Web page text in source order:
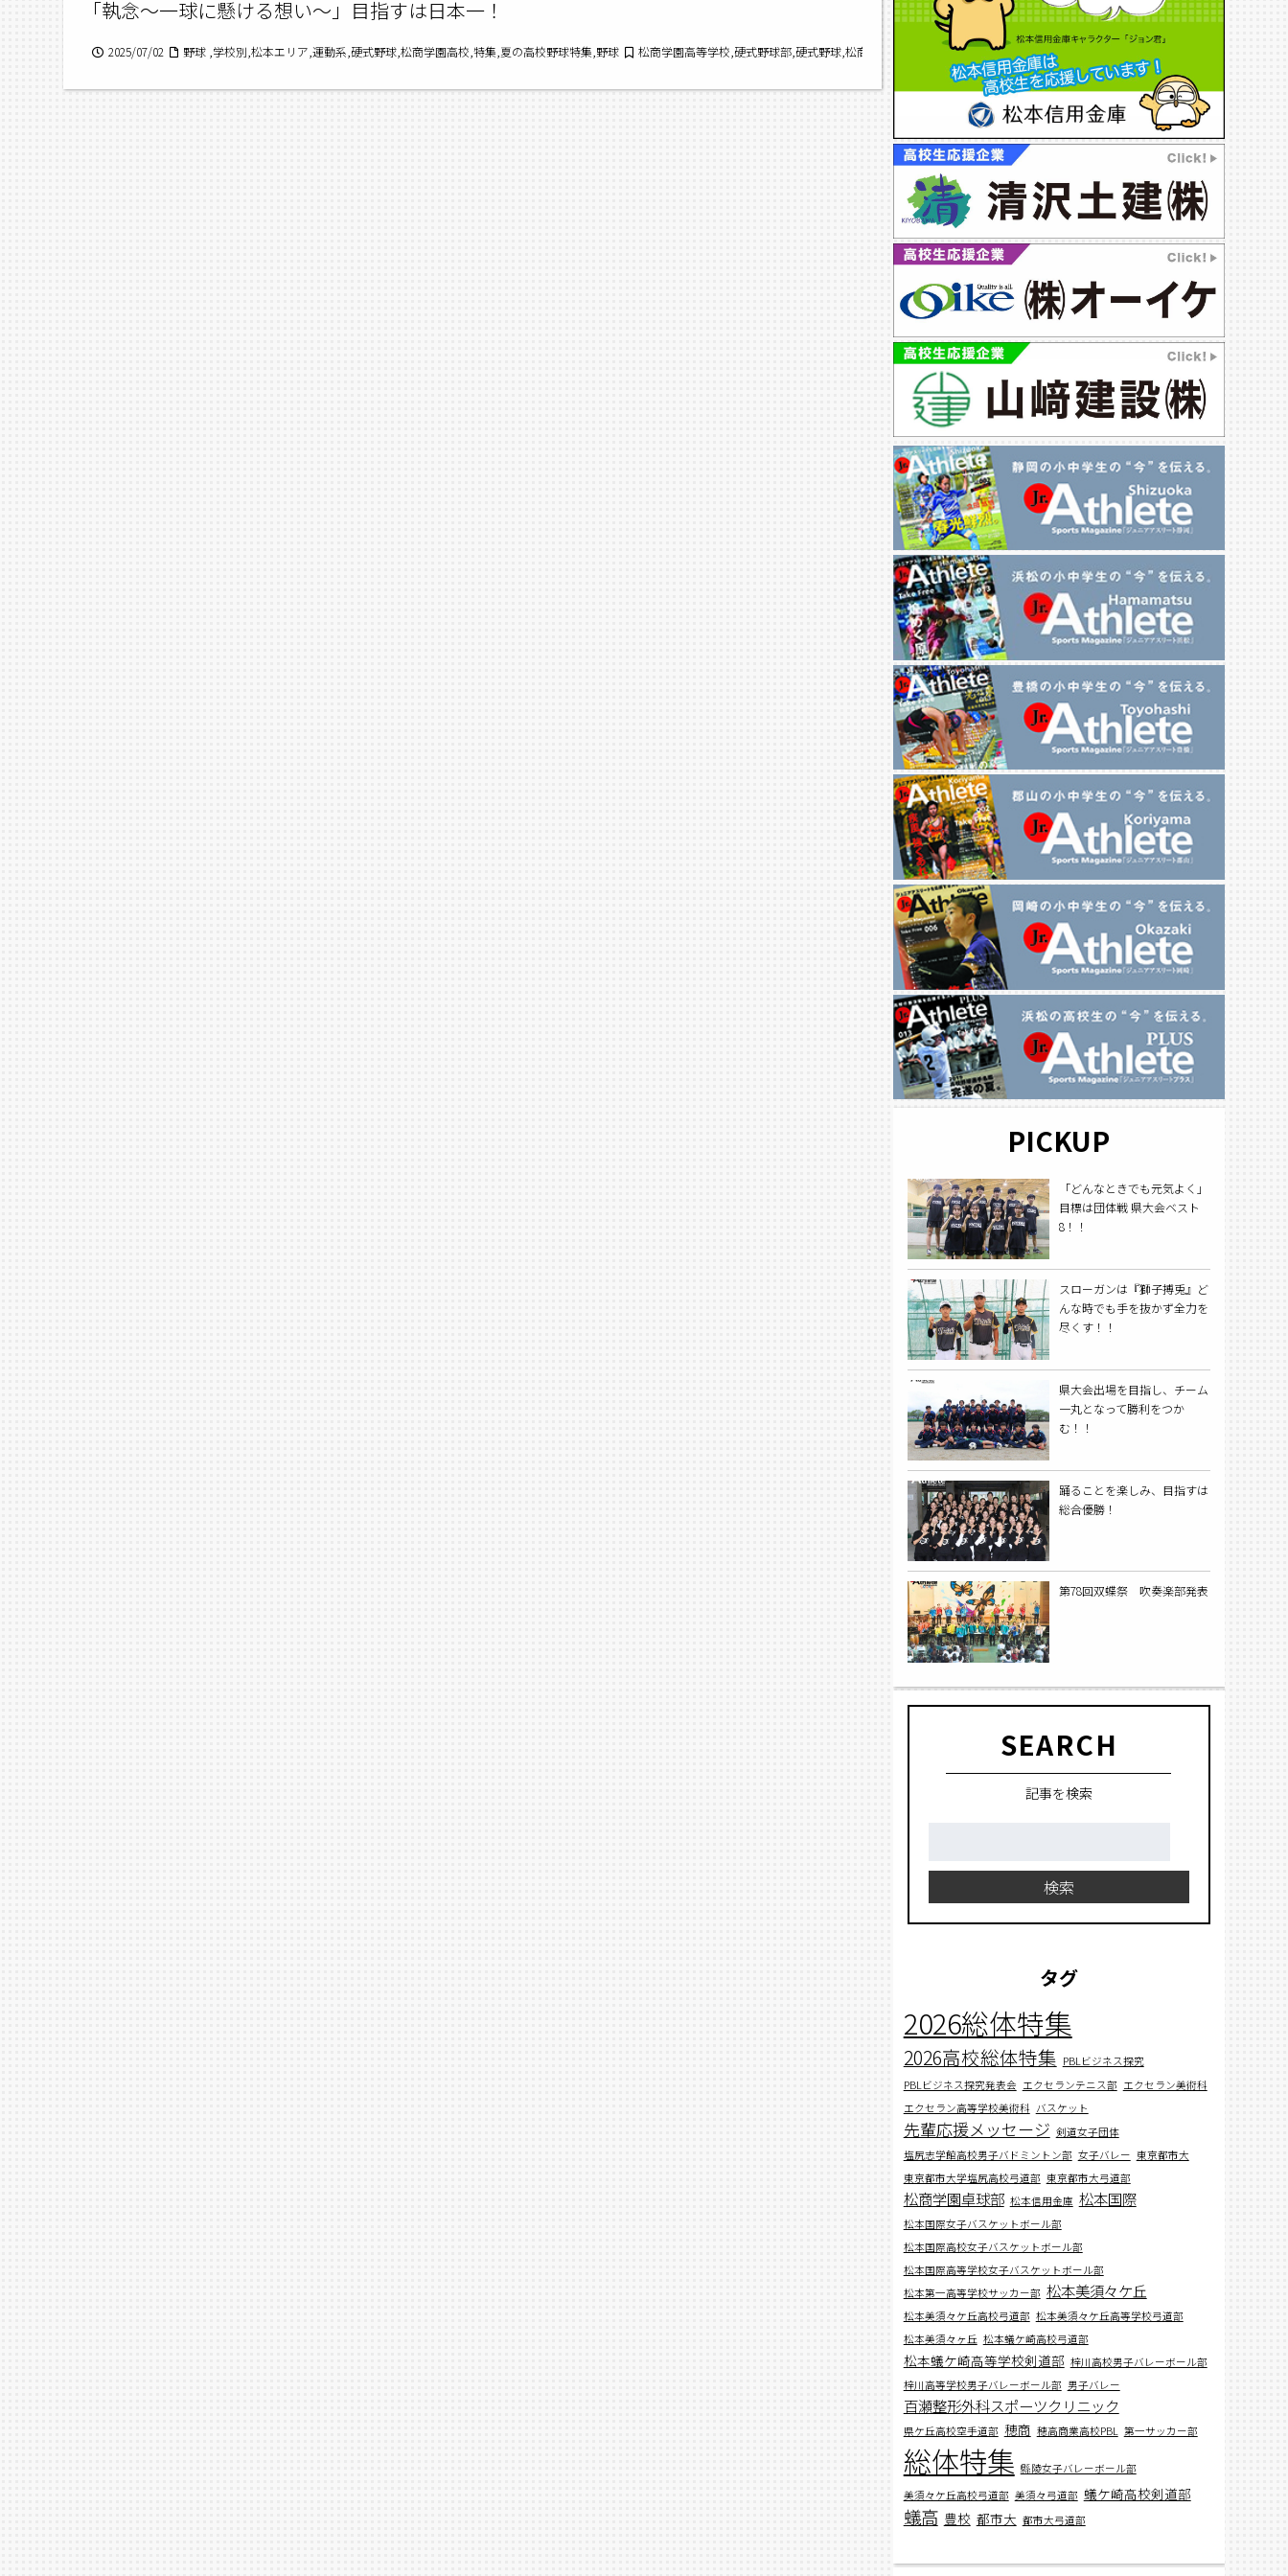
「執念～一球に懸ける想い～」目指すは日本一！
2025/07/02 野球 ,学校別,松本エリア,運動系,硬式野球,松商学園高校,特集,夏の高校野球特集,野球 松商学園高等学校,硬式野球部,硬式野球,松商学園高校,松商学園高校硬式野球部,2025夏の高校野球特集,松商野球,松商野球部,
PICKUP
「どんなときでも元気よく」
目標は団体戦 県大会ベスト
8！！
スローガンは『獅子搏兎』ど
んな時でも手を抜かず全力を
尽くす！！
県大会出場を目指し、チーム
一丸となって勝利をつか
む！！
踊ることを楽しみ、目指すは
総合優勝！
第78回双蝶祭 吹奏楽部発表
SEARCH
記事を検索
検索
タグ
2026総体特集
2026高校総体特集 PBLビジネス探究
PBLビジネス探究発表会 エクセランテニス部 エクセラン美術科
エクセラン高等学校美術科 バスケット
先輩応援メッセージ 剣道女子団体
塩尻志学館高校男子バドミントン部 女子バレー 東京都市大
東京都市大学塩尻高校弓道部 東京都市大弓道部
松商学園卓球部 松本信用金庫 松本国際
松本国際女子バスケットボール部
松本国際高校女子バスケットボール部
松本国際高等学校女子バスケットボール部
松本第一高等学校サッカー部 松本美須々ケ丘
松本美須々ケ丘高校弓道部 松本美須々ケ丘高等学校弓道部
松本美須々ヶ丘 松本蟻ケ崎高校弓道部
松本蟻ケ崎高等学校剣道部 梓川高校男子バレーボール部
梓川高等学校男子バレーボール部 男子バレー
百瀬整形外科スポーツクリニック
県ケ丘高校空手道部 穂商 穂高商業高校PBL 第一サッカー部
総体特集 縣陵女子バレーボール部
美須々ケ丘高校弓道部 美須々弓道部 蟻ケ崎高校剣道部
蟻高 豊校 都市大 都市大弓道部